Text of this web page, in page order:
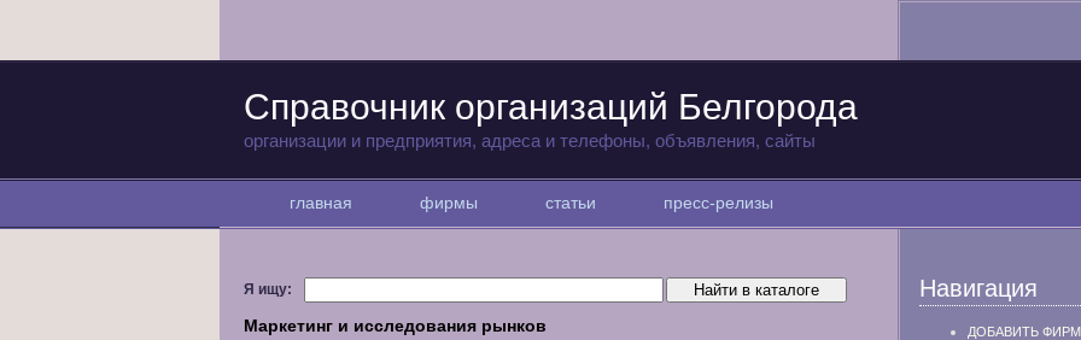
Справочник организаций Белгорода
организации и предприятия, адреса и телефоны, объявления, сайты
главная фирмы статьи пресс-релизы
Я ищу:
Маркетинг и исследования рынков
Навигация
ДОБАВИТЬ